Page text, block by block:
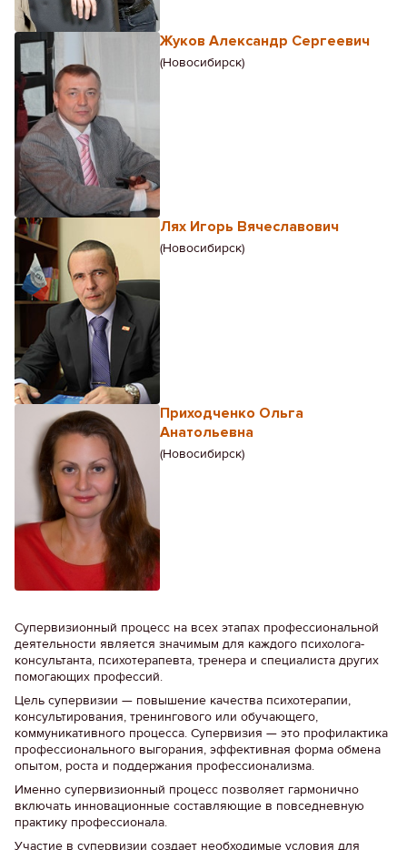
Жуков Александр Сергеевич
(Новосибирск)
Лях Игорь Вячеславович
(Новосибирск)
Приходченко Ольга
Анатольевна
(Новосибирск)
Супервизионный процесс на всех этапах профессиональной
деятельности является значимым для каждого психолога-
консультанта, психотерапевта, тренера и специалиста других
помогающих профессий.
Цель супервизии — повышение качества психотерапии,
консультирования, тренингового или обучающего,
коммуникативного процесса. Супервизия — это профилактика
профессионального выгорания, эффективная форма обмена
опытом, роста и поддержания профессионализма.
Именно супервизионный процесс позволяет гармонично
включать инновационные составляющие в повседневную
практику профессионала.
Участие в супервизии создает необходимые условия для